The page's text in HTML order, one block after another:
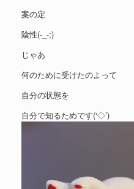
案の定
陰性(-_-;)
じゃあ
何のために受けたのよって
自分の状態を
自分で知るためです(‘◇’)ゞ